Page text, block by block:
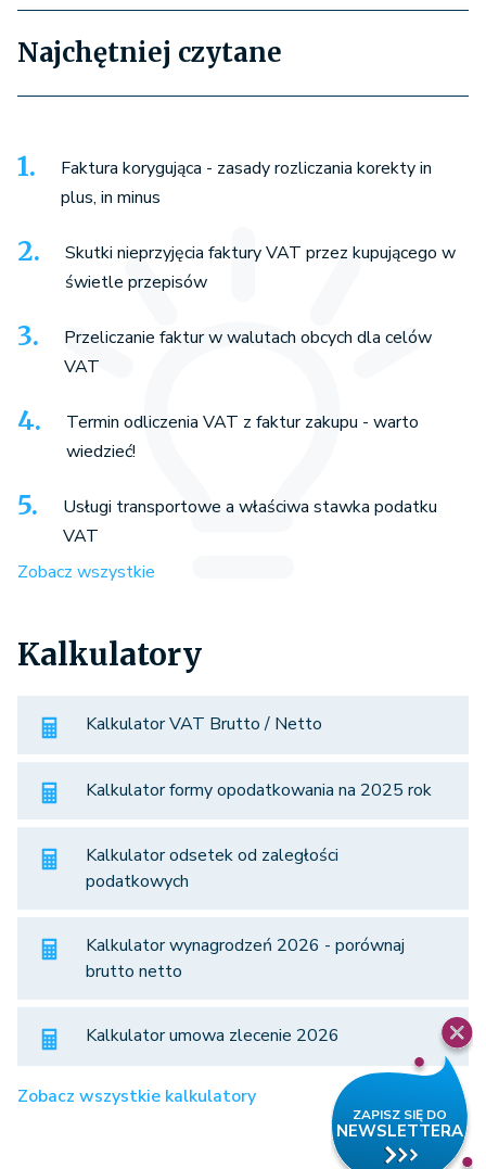
Najchętniej czytane
Faktura korygująca - zasady rozliczania korekty in
plus, in minus
Skutki nieprzyjęcia faktury VAT przez kupującego w
świetle przepisów
Przeliczanie faktur w walutach obcych dla celów
VAT
Termin odliczenia VAT z faktur zakupu - warto
wiedzieć!
Usługi transportowe a właściwa stawka podatku
VAT
Zobacz wszystkie
Kalkulatory
Kalkulator VAT Brutto / Netto
Kalkulator formy opodatkowania na 2025 rok
Kalkulator odsetek od zaległości
podatkowych
Kalkulator wynagrodzeń 2026 - porównaj
brutto netto
Kalkulator umowa zlecenie 2026
Zobacz wszystkie kalkulatory